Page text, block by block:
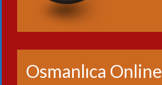
Osmanlıca Online